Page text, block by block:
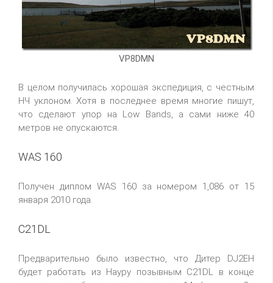
VP8DMN
В целом получилась хорошая экспедиция, с честным
НЧ уклоном. Хотя в последнее время многие пишут,
что сделают упор на Low Bands, а сами ниже 40
метров не опускаются.
WAS 160
Получен диплом WAS 160 за номером 1,086 от 15
января 2010 года.
C21DL
Предварительно было известно, что Дитер DJ2EH
будет работать из Науру позывным C21DL в конце